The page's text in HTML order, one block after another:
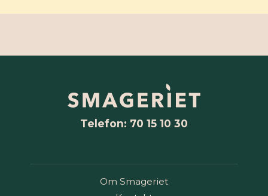
Telefon: 70 15 10 30
Om Smageriet